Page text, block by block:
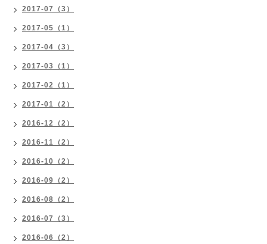
2017-07（3）
2017-05（1）
2017-04（3）
2017-03（1）
2017-02（1）
2017-01（2）
2016-12（2）
2016-11（2）
2016-10（2）
2016-09（2）
2016-08（2）
2016-07（3）
2016-06（2）